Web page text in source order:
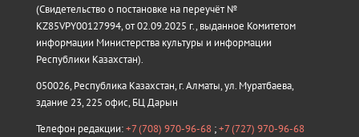
(Свидетельство о постановке на переучёт №
KZ85VPY00127994, от 02.09.2025 г., выданное Комитетом
информации Министерства культуры и информации
Республики Казахстан).
050026, Республика Казахстан, г. Алматы, ул. Муратбаева,
здание 23, 225 офис, БЦ Дарын
Телефон редакции:+7 (708) 970-96-68 ;+7 (727) 970-96-68